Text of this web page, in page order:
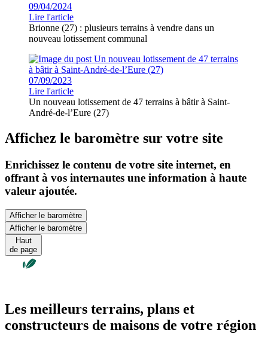
09/04/2024
Lire l'article
Brionne (27) : plusieurs terrains à vendre dans un
nouveau lotissement communal
07/09/2023
Lire l'article
Un nouveau lotissement de 47 terrains à bâtir à Saint-
André-de-l’Eure (27)
Affichez le baromètre sur votre site
Enrichissez le contenu de votre site internet, en
offrant à vos internautes une information à haute
valeur ajoutée.
Afficher le baromètre
Afficher le baromètre
Haut
de page
Les meilleurs terrains, plans et
constructeurs de maisons de votre région